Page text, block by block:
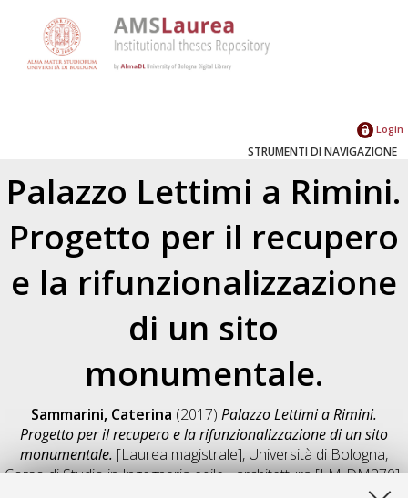
Login
STRUMENTI DI NAVIGAZIONE
Palazzo Lettimi a Rimini.
Progetto per il recupero
e la rifunzionalizzazione
di un sito
monumentale.
Sammarini, Caterina (2017) Palazzo Lettimi a Rimini.
Progetto per il recupero e la rifunzionalizzazione di un sito
monumentale. [Laurea magistrale], Università di Bologna,
Corso di Studio inIngegneria edile - architettura [LM-DM270],